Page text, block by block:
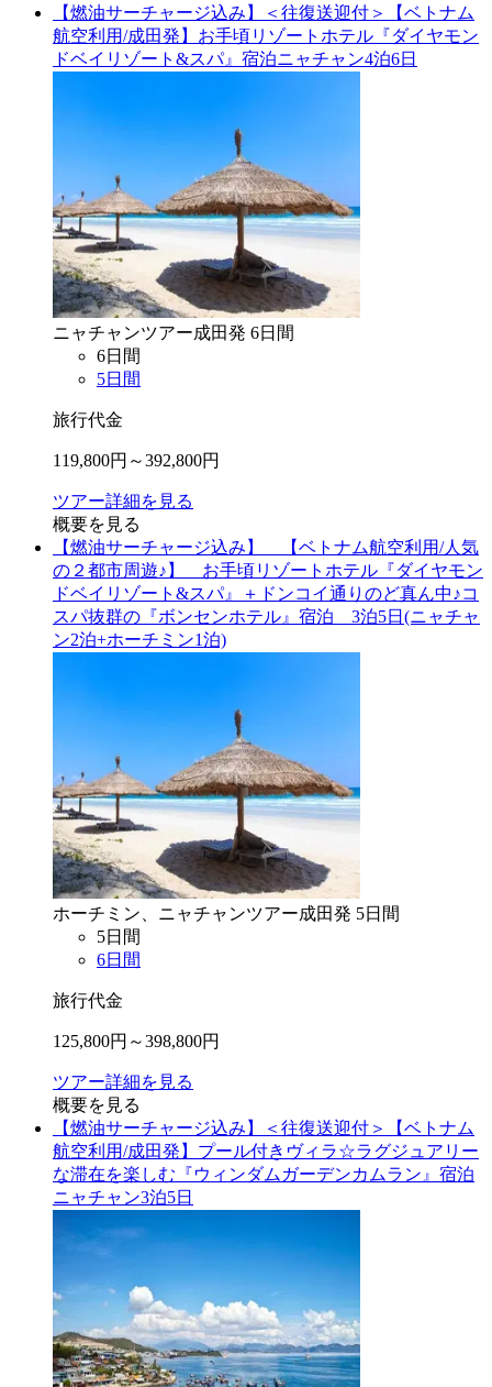
【燃油サーチャージ込み】＜往復送迎付＞【ベトナム
航空利用/成田発】お手頃リゾートホテル『ダイヤモン
ドベイリゾート&スパ』宿泊ニャチャン4泊6日
ニャチャンツアー成田発 6日間
6日間
5日間
旅行代金
119,800円～392,800円
ツアー詳細を見る
概要を見る
【燃油サーチャージ込み】 【ベトナム航空利用/人気
の２都市周遊♪】 お手頃リゾートホテル『ダイヤモン
ドベイリゾート&スパ』＋ドンコイ通りのど真ん中♪コ
スパ抜群の『ボンセンホテル』宿泊 3泊5日(ニャチャ
ン2泊+ホーチミン1泊)
ホーチミン、ニャチャンツアー成田発 5日間
5日間
6日間
旅行代金
125,800円～398,800円
ツアー詳細を見る
概要を見る
【燃油サーチャージ込み】＜往復送迎付＞【ベトナム
航空利用/成田発】プール付きヴィラ☆ラグジュアリー
な滞在を楽しむ『ウィンダムガーデンカムラン』宿泊
ニャチャン3泊5日